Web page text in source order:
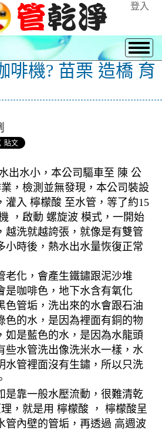
登入
啡機? 苗栗 造橋 育
出水小，本公司驅車至 陳 公
，檢測並無發現，本公司裝設
灌入 檸檬酸 至水管，等了約15
，啟動 螺旋波 模式，一開始
越洗就越誇張，就像是有雙管
小時後，熱水出水量恢復正常
老化，會產生鐵鏽跟泥沙堆
是咖啡色，地下水含有氧化
色管垢，洗出來的水會跟石油
色的水，是因為裡面有銅的物
如是藍色的水，是因為水龍頭
些水管洗出像洗米水一樣，水
水管裡面沒有生鏽，所以只洗
是靠一般水壓流動，很難清乾
，就是用 檸檬酸 ， 檸檬酸呈
管內壁的管垢，再透過 高週波